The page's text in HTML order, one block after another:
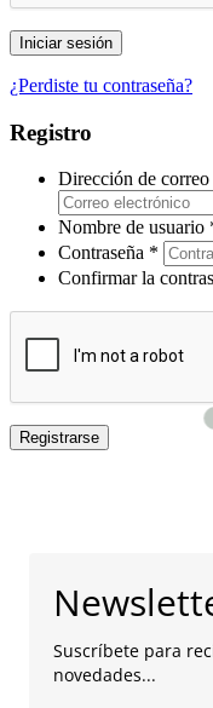
Iniciar sesión
¿Perdiste tu contraseña?
Registro
Dirección de
Nombre de usuario
Contraseña *
Confirmar la
Registrarse
Suscríbete para
novedades...